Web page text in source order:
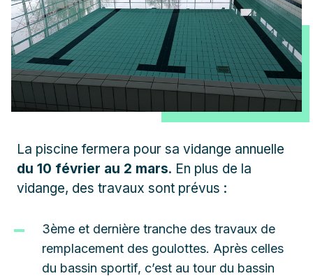
La piscine fermera pour sa vidange annuelle
du 10 février au 2 mars. En plus de la
vidange, des travaux sont prévus :
3ème et dernière tranche des travaux de
remplacement des goulottes. Après celles
du bassin sportif, c’est au tour du bassin